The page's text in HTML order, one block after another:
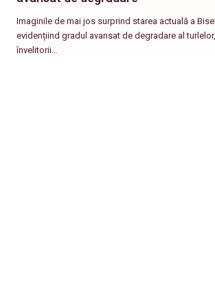
Imaginile de mai jos surprind starea actuală a
evidențiind gradul avansat de degradare al
învelitorii…